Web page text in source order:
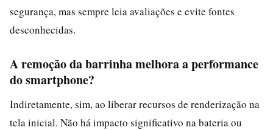
segurança, mas sempre leia avaliações e evite fontes
desconhecidas.
A remoção da barrinha melhora a performance
do smartphone?
Indiretamente, sim, ao liberar recursos de renderização na
tela inicial. Não há impacto significativo na bateria ou